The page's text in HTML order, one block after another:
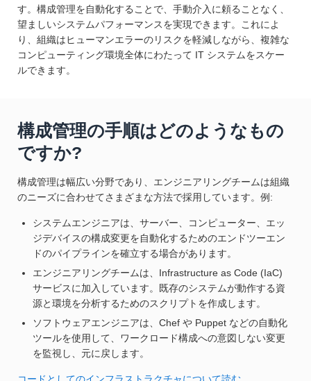
す。構成管理を自動化することで、手動介入に頼ることなく、
望ましいシステムパフォーマンスを実現できます。これによ
り、組織はヒューマンエラーのリスクを軽減しながら、複雑な
コンピューティング環境全体にわたって IT システムをスケー
ルできます。
構成管理の手順はどのようなもの
ですか?
構成管理は幅広い分野であり、エンジニアリングチームは組織
のニーズに合わせてさまざまな方法で採用しています。例:
システムエンジニアは、サーバー、コンピューター、エッ
ジデバイスの構成変更を自動化するためのエンドツーエン
ドのパイプラインを確立する場合があります。
エンジニアリングチームは、Infrastructure as Code (IaC)
サービスに加入しています。既存のシステムが動作する資
源と環境を分析するためのスクリプトを作成します。
ソフトウェアエンジニアは、Chef や Puppet などの自動化
ツールを使用して、ワークロード構成への意図しない変更
を監視し、元に戻します。
コードとしてのインフラストラクチャについて読む